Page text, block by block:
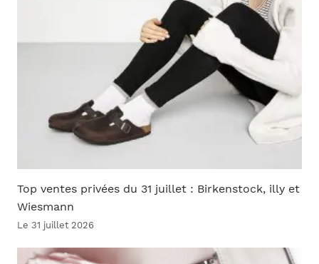
Top ventes privées du 31 juillet : Birkenstock, illy et
Wiesmann
Le 31 juillet 2026